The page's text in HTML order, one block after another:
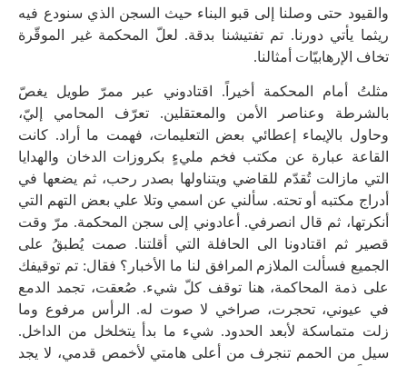
والقيود حتى وصلنا إلى قبو البناء حيث السجن الذي سنودع فيه
ريثما يأتي دورنا. تم تفتيشنا بدقة. لعلّ المحكمة غير الموقّرة
تخاف الإرهابيّات أمثالنا.
مثلتُ أمام المحكمة أخيراً. اقتادوني عبر ممرّ طويل يغصّ
بالشرطة وعناصر الأمن والمعتقلين. تعرّف المحامي إليّ،
وحاول بالإيماء إعطائي بعض التعليمات، فهمت ما أراد. كانت
القاعة عبارة عن مكتب فخم مليءٍ بكروزات الدخان والهدايا
التي مازالت تُقدّم للقاضي ويتناولها بصدر رحب، ثم يضعها في
أدراج مكتبه أو تحته. سألني عن اسمي وتلا علي بعض التهم التي
أنكرتها، ثم قال انصرفي. أعادوني إلى سجن المحكمة. مرّ وقت
قصير ثم اقتادونا الى الحافلة التي أقلتنا. صمت يُطبقُ على
الجميع فسألت الملازم المرافق لنا ما الأخبار؟ فقال: تم توقيفك
على ذمة المحاكمة، هنا توقف كلّ شيء. صُعقت، تجمد الدمع
في عيوني، تحجرت، صراخي لا صوت له. الرأس مرفوع وما
زلت متماسكة لأبعد الحدود. شيء ما بدأ يتخلخل من الداخل.
سيل من الحمم تنجرف من أعلى هامتي لأخمص قدمي، لا يجد